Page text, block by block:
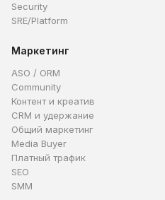
Security
SRE/Platform
Маркетинг
ASO / ORM
Community
Контент и креатив
CRM и удержание
Общий маркетинг
Media Buyer
Платный трафик
SEO
SMM